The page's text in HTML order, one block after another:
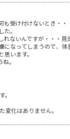
も受け付けないとき・・
。
ないんですが・・・見
なってしまうので、
います。
。
変化はありません。